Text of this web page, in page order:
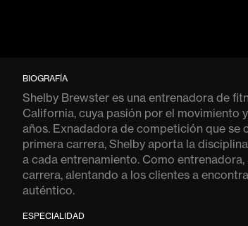
BIOGRAFÍA
Shelby Brewster es una entrenadora de
California, cuya pasión por el movimiento
años. Exnadadora de competición que se
primera carrera, Shelby aporta la
a cada entrenamiento. Como
carrera, alentando a los clientes a
auténtico.
ESPECIALIDAD